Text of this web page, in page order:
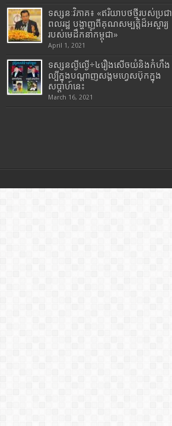
ទស្សនៈវិភាគ៖ «ឥរិយាបថថ្មីរបស់ប្រជា
ពលរដ្ឋ បង្ហាញពីគុណសម្បត្តិដ៏អស្ចារ្យ
របស់មេដឹកនាំកម្ពុជា»
April 1, 2021
ទស្សនល្ងីល្ងើ÷៤រឿងសើចយំនិងកំហឹង
ល្បីក្នុងបណ្តាញសង្គមហ្វេសប៊ុកក្នុង
សប្តាហ៍នេះ
March 16, 2021